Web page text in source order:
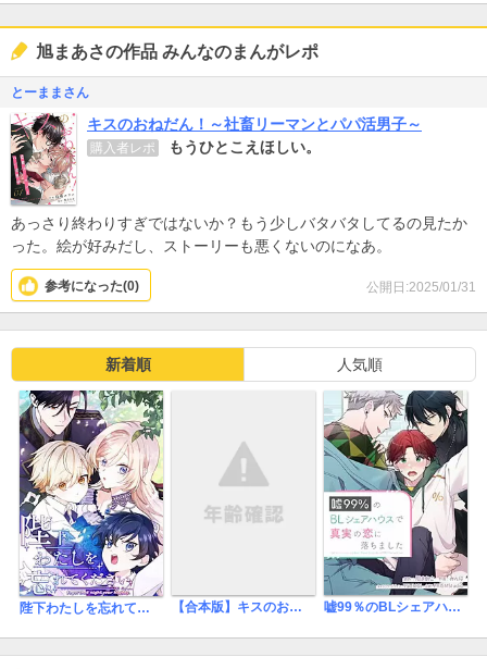
旭まあさの作品 みんなのまんがレポ
とーままさん
キスのおねだん！～社畜リーマンとパパ活男子～
購入者レポ もうひとこえほしい。
あっさり終わりすぎではないか？もう少しバタバタしてるの見たか
った。絵が好みだし、ストーリーも悪くないのになあ。
公開日:2025/01/31
参考になった(0)
新着順 人気順
陛下わたしを忘れてください 【合本版】キスのおねだん！～社畜リーマンとパパ活男子～【特典付き】 嘘99％のBLシェアハウスで真実の恋に落ちました【タテスク】